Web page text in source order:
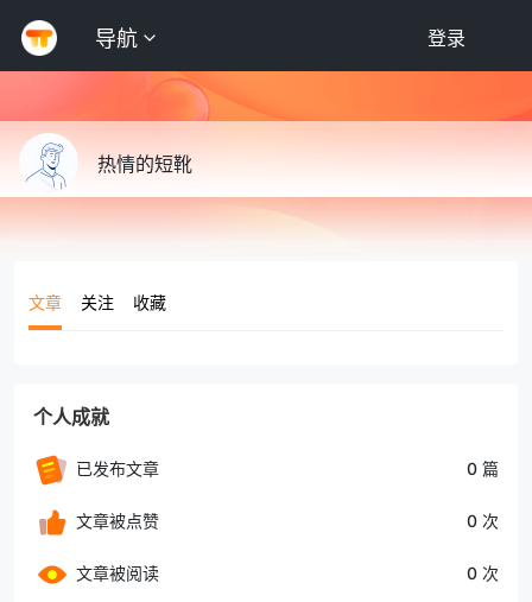
导航 登录
热情的短靴
文章 关注 收藏
个人成就
已发布文章 0 篇
文章被点赞 0 次
文章被阅读 0 次